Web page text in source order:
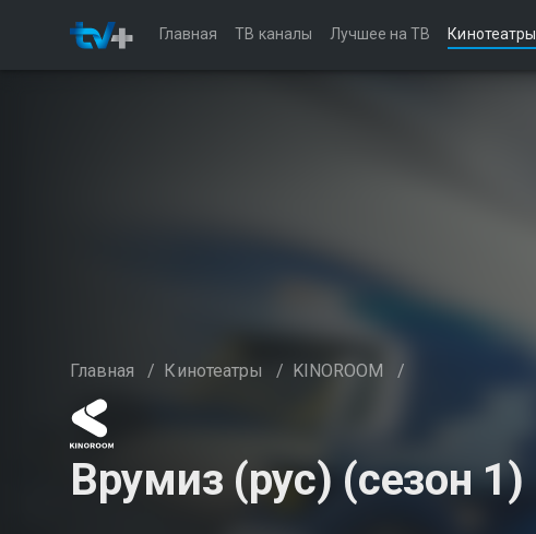
Главная ТВ каналы Лучшее на ТВ Кинотеатры
Главная / Кинотеатры / KINOROOM /
Врумиз (рус) (сезон 1)